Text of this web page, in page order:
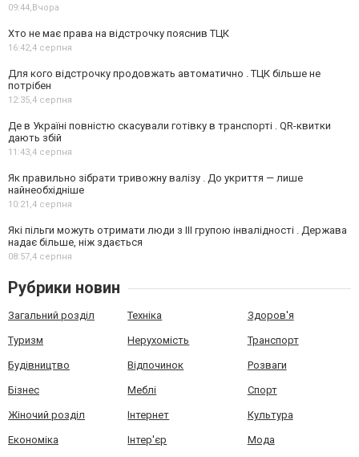
09:44,Вчора
Хто не має права на відстрочку пояснив ТЦК
16:42,4 серпня
Для кого відстрочку продовжать автоматично . ТЦК більше не
потрібен
12:35,4 серпня
Де в Україні повністю скасували готівку в транспорті . QR-квитки
дають збій
11:43,4 серпня
Як правильно зібрати тривожну валізу . До укриття — лише
найнеобхідніше
10:21,4 серпня
Які пільги можуть отримати люди з III групою інвалідності . Держава
надає більше, ніж здається
08:57,4 серпня
Рубрики новин
Загальний розділ Техніка Здоров'я
Туризм Нерухомість Транспорт
Будівництво Відпочинок Розваги
Бізнес Меблі Спорт
Жіночий розділ Інтернет Культура
Економіка Інтер'єр Мода